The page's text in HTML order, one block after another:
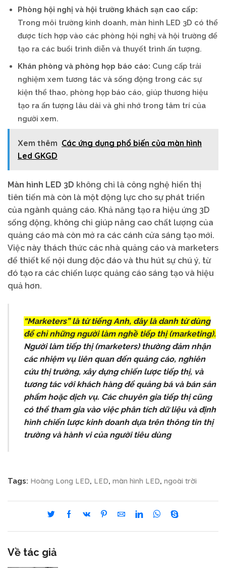
Phòng hội nghị và hội trường khách sạn cao cấp:
Trong môi trường kinh doanh, màn hình LED 3D có thể
được tích hợp vào các phòng hội nghị và hội trường để
tạo ra các buổi trình diễn và thuyết trình ấn tượng.
Khán phòng và phòng họp báo cáo: Cung cấp trải
nghiệm xem tương tác và sống động trong các sự
kiện thể thao, phòng họp báo cáo, giúp thương hiệu
tạo ra ấn tượng lâu dài và ghi nhớ trong tâm trí của
người xem.
Xem thêm Các ứng dụng phổ biến của màn hình
Led GKGD
Màn hình LED 3D không chỉ là công nghệ hiển thị
tiên tiến mà còn là một động lực cho sự phát triển
của ngành quảng cáo. Khả năng tạo ra hiệu ứng 3D
sống động, không chỉ giúp nâng cao chất lượng của
quảng cáo mà còn mở ra các cánh cửa sáng tạo mới.
Việc này thách thức các nhà quảng cáo và marketers
để thiết kế nội dung độc đáo và thu hút sự chú ý, từ
đó tạo ra các chiến lược quảng cáo sáng tạo và hiệu
quả hơn.
“Marketers” là từ tiếng Anh, đây là danh từ dùng
để chỉ những người làm nghề tiếp thị (marketing).
Người làm tiếp thị (marketers) thường đảm nhận
các nhiệm vụ liên quan đến quảng cáo, nghiên
cứu thị trường, xây dựng chiến lược tiếp thị, và
tương tác với khách hàng để quảng bá và bán sản
phẩm hoặc dịch vụ. Các chuyên gia tiếp thị cũng
có thể tham gia vào việc phân tích dữ liệu và định
hình chiến lược kinh doanh dựa trên thông tin thị
trường và hành vi của người tiêu dùng
Tags: Hoàng Long LED, LED, màn hình LED, ngoài trời
Về tác giả